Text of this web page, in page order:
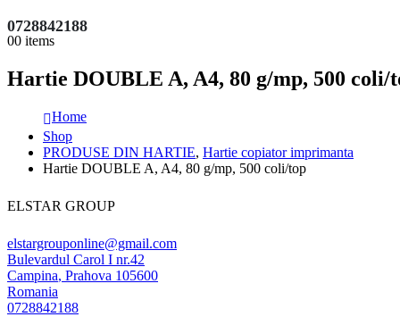
0728842188
00 items
Hartie DOUBLE A, A4, 80 g/mp, 500 coli/
Home
Shop
PRODUSE DIN HARTIE, Hartie copiator imprimanta
Hartie DOUBLE A, A4, 80 g/mp, 500 coli/top
ELSTAR GROUP
elstargrouponline@gmail.com
Bulevardul Carol I nr.42
Campina, Prahova 105600
Romania
0728842188